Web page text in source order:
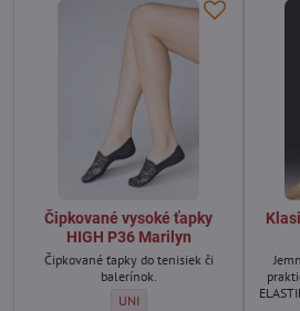
Čipkované vysoké ťapky
HIGH P36 Marilyn
Čipkované ťapky do tenisiek či
balerínok.
Čipkované vysoké ťapky HIGH
UNI